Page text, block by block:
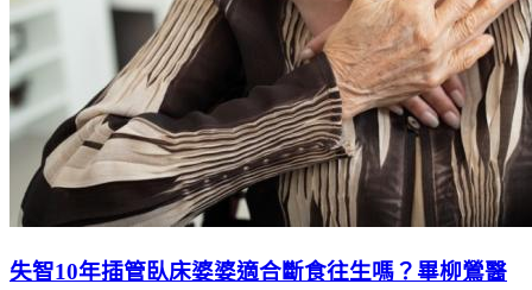
失智10年插管臥床婆婆適合斷食往生嗎？畢柳鶯醫